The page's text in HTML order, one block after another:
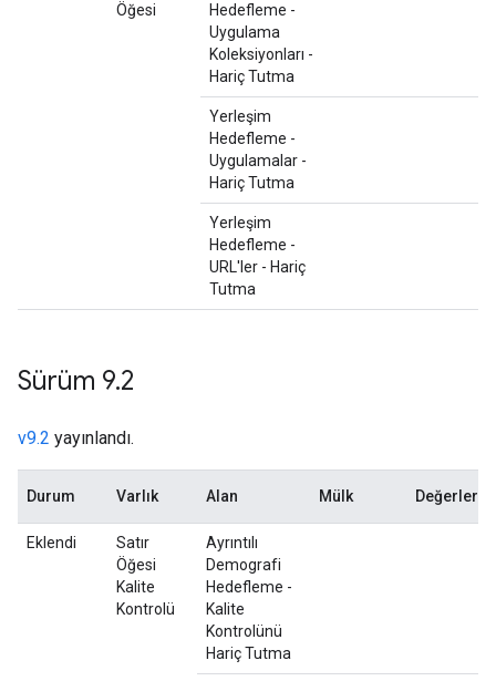
Öğesi
Hedefleme -
Uygulama
Koleksiyonları -
Hariç Tutma
Yerleşim
Hedefleme -
Uygulamalar -
Hariç Tutma
Yerleşim
Hedefleme -
URL'ler - Hariç
Tutma
Sürüm 9.2
v9.2 yayınlandı.
Durum Varlık Alan Mülk Değerler
Eklendi
Satır
Öğesi
Kalite
Kontrolü
Ayrıntılı
Demografi
Hedefleme -
Kalite
Kontrolünü
Hariç Tutma